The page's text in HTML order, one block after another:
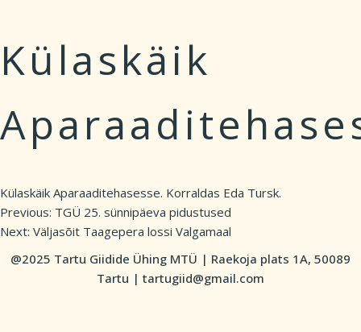
Külaskäik
Külaskäik Aparaaditehasesse. Korraldas Eda Tursk.
Post
navigation
Previous: TGÜ 25. sünnipäeva pidustused
Next: Väljasõit Taagepera lossi Valgamaal
@2025 Tartu Giidide Ühing MTÜ | Raekoja plats 1A, 50089
Tartu | tartugiid@gmail.com